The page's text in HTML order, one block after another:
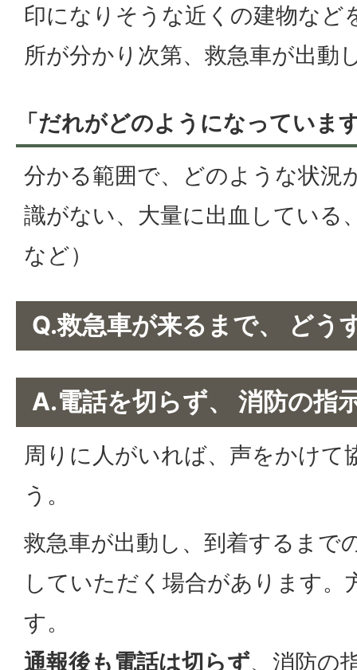
印になりそうな近くの建物など
所が分かり次第、救急車が出動
「だれがどのようになっていま
分かる範囲で、どのような状況
識がない、大量に出血している
など）
Q.救急車が来るまで、 どう
A.電話を切らず、 消防の指
周りに人がいれば、声をかけて
う。
救急車が出動し、到着するまで
していただく場合があります。
す。
通報後も電話は切らず、消防の